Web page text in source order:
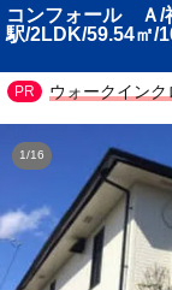
コンフォール Ａ/
駅/2LDK/59.54㎡/
ウォークインク
1/16